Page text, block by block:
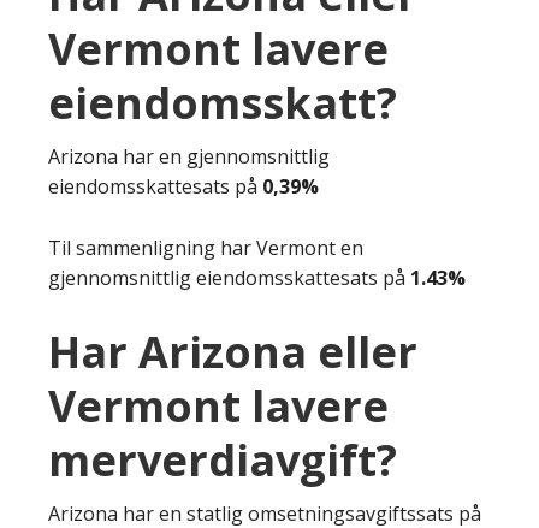
Vermont lavere
eiendomsskatt?
Arizona har en gjennomsnittlig
eiendomsskattesats på 0,39%
Til sammenligning har Vermont en
gjennomsnittlig eiendomsskattesats på 1.43%
Har Arizona eller
Vermont lavere
merverdiavgift?
Arizona har en statlig omsetningsavgiftssats på